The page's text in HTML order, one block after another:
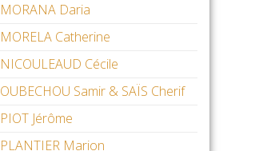
MORANA Daria
MORELA Catherine
NICOULEAUD Cécile
OUBECHOU Samir & SAÏS Cherif
PIOT Jérôme
PLANTIER Marion